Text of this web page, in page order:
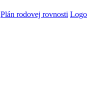
Plán rodovej rovnosti Logo